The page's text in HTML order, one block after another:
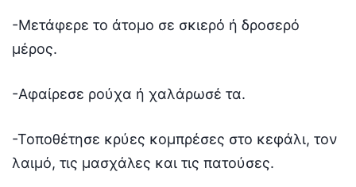
-Μετάφερε το άτομο σε σκιερό ή δροσερό
μέρος.
-Αφαίρεσε ρούχα ή χαλάρωσέ τα.
-Τοποθέτησε κρύες κομπρέσες στο κεφάλι, τον
λαιμό, τις μασχάλες και τις πατούσες.